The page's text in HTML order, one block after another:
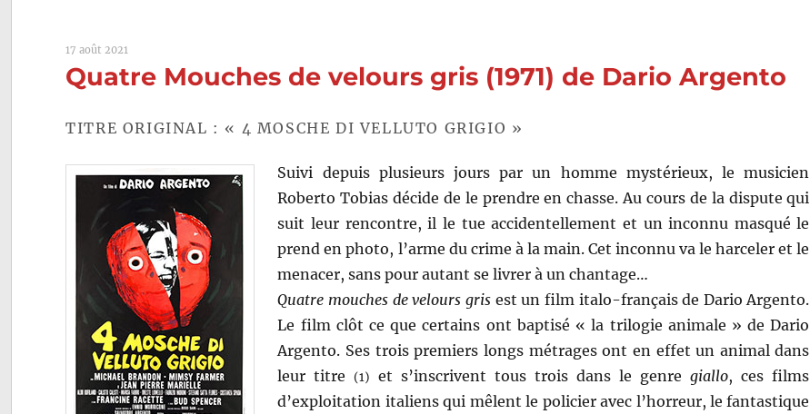
17 août 2021
Quatre Mouches de velours gris (1971) de Dario Argento
TITRE ORIGINAL : « 4 MOSCHE DI VELLUTO GRIGIO »
Suivi depuis plusieurs jours par un homme mystérieux, le musicien
Roberto Tobias décide de le prendre en chasse. Au cours de la dispute qui
suit leur rencontre, il le tue accidentellement et un inconnu masqué le
prend en photo, l’arme du crime à la main. Cet inconnu va le harceler et le
menacer, sans pour autant se livrer à un chantage…
Quatre mouches de velours grisest un film italo-français de Dario Argento.
Le film clôt ce que certains ont baptisé « la trilogie animale » de Dario
Argento. Ses trois premiers longs métrages ont en effet un animal dans
leur titre(1) et s’inscrivent tous trois dans le genregiallo, ces films
d’exploitation italiens qui mêlent le policier avec l’horreur, le fantastique